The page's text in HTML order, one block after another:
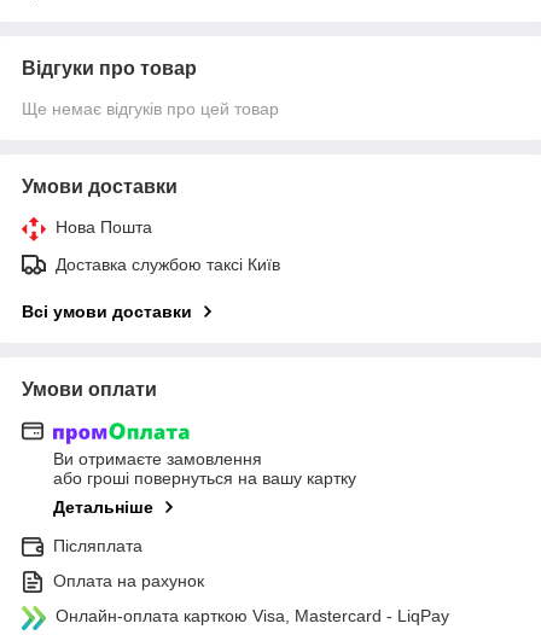
Відгуки про товар
Ще немає відгуків про цей товар
Умови доставки
Нова Пошта
Доставка службою таксі Київ
Всі умови доставки
Умови оплати
Ви отримаєте замовлення
або гроші повернуться на вашу картку
Детальніше
Післяплата
Оплата на рахунок
Онлайн-оплата карткою Visa, Mastercard - LiqPay